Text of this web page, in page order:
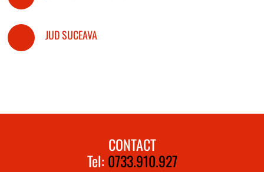
JUD SUCEAVA
CONTACT
Tel: 0733.910.927